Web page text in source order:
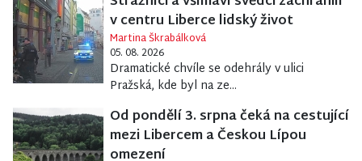
v centru Liberce lidský život
Martina Škrabálková
05. 08. 2026
Dramatické chvíle se odehrály v ulici
Pražská, kde byl na ze...
Od pondělí 3. srpna čeká na cestující
mezi Libercem a Českou Lípou
omezení